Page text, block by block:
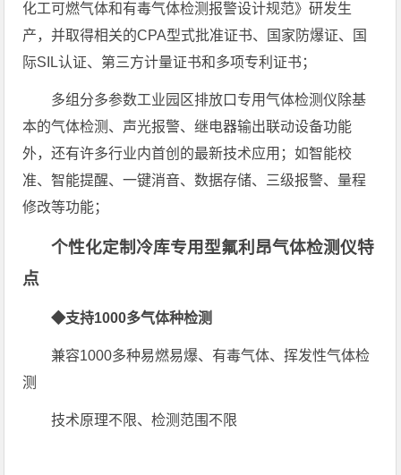
化工可燃气体和有毒气体检测报警设计规范》研发生
产，并取得相关的CPA型式批准证书、国家防爆证、国
际SIL认证、第三方计量证书和多项专利证书；
多组分多参数工业园区排放口专用气体检测仪除基
本的气体检测、声光报警、继电器输出联动设备功能
外，还有许多行业内首创的最新技术应用；如智能校
准、智能提醒、一键消音、数据存储、三级报警、量程
修改等功能；
个性化定制冷库专用型氟利昂气体检测仪特
点
◆支持1000多气体种检测
兼容1000多种易燃易爆、有毒气体、挥发性气体检
测
技术原理不限、检测范围不限